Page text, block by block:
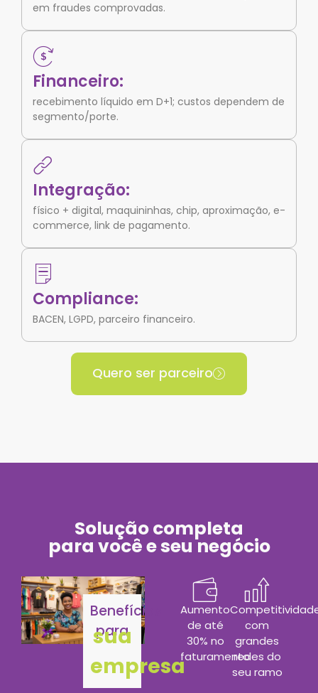
em fraudes comprovadas.
Financeiro:
recebimento líquido em D+1; custos dependem de
segmento/porte.
Integração:
físico + digital, maquininhas, chip, aproximação, e-
commerce, link de pagamento.
Compliance:
BACEN, LGPD, parceiro financeiro.
Quero ser parceiro
Solução completa
para você e seu negócio
Benefícios
para
sua
empresa
Aumento
de até
30% no
faturamento
com
grandes
redes do
seu ramo